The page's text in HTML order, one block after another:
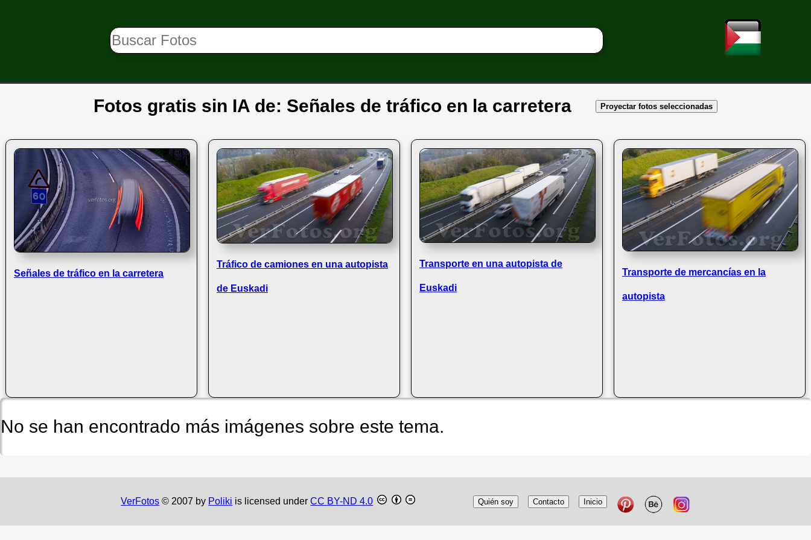
Fotos gratis sin IA de: Señales de tráfico en la carretera Proyectar fotos seleccionadas
Señales de tráfico en la carretera
Tráfico de camiones en una autopista
de Euskadi
Transporte en una autopista de
Euskadi
Transporte de mercancías en la
autopista
No se han encontrado más imágenes sobre este tema.
VerFotos © 2007 by Poliki is licensed underCC BY-ND 4.0 Quién soy Contacto Inicio